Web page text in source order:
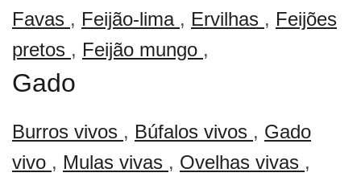
Favas , Feijão-lima , Ervilhas , Feijões
pretos , Feijão mungo ,
Gado
Burros vivos , Búfalos vivos , Gado
vivo , Mulas vivas , Ovelhas vivas ,